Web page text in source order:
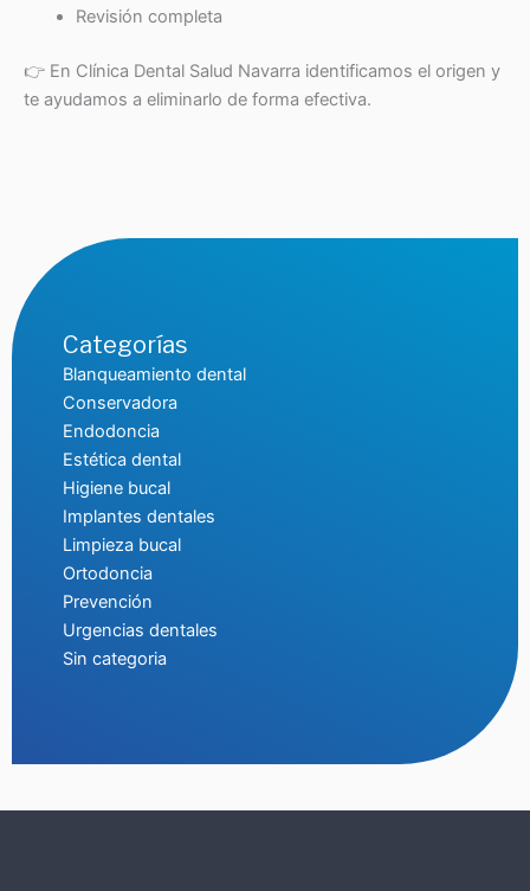
Revisión completa
👉 En Clínica Dental Salud Navarra identificamos el origen y
te ayudamos a eliminarlo de forma efectiva.
Categorías
Blanqueamiento dental
Conservadora
Endodoncia
Estética dental
Higiene bucal
Implantes dentales
Limpieza bucal
Ortodoncia
Prevención
Urgencias dentales
Sin categoria